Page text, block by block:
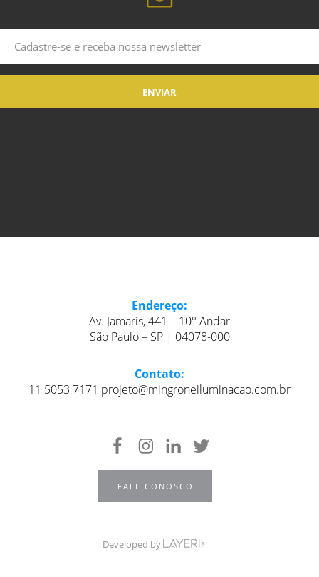
Endereço:
Av. Jamaris, 441 – 10° Andar
São Paulo – SP | 04078-000
Contato:
11 5053 7171 projeto@mingroneiluminacao.com.br
FALE CONOSCO
Developed by